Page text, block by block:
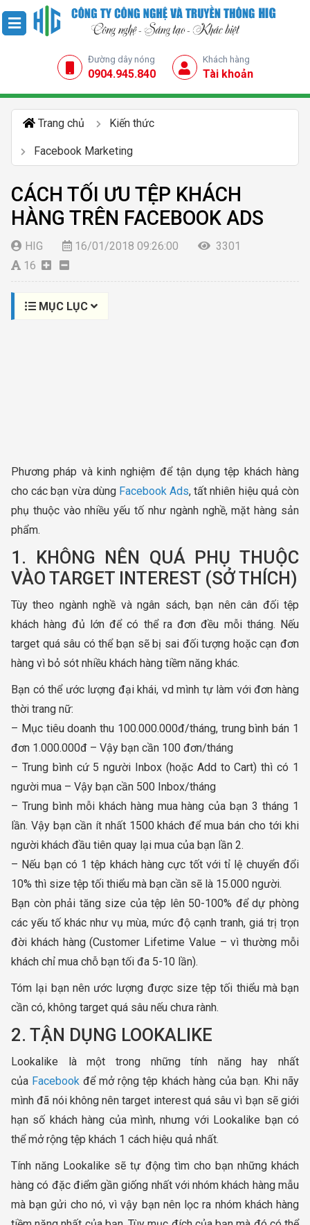
Đường dây nóng
0904.945.840
Khách hàng
Tài khoản
Trang chủ Kiến thức
Facebook Marketing
CÁCH TỐI ƯU TỆP KHÁCH
HÀNG TRÊN FACEBOOK ADS
HIG 16/01/2018 09:26:00
3301
16
MỤC LỤC
Phương pháp và kinh nghiệm để tận dụng tệp khách hàng
cho các bạn vừa dùng Facebook Ads, tất nhiên hiệu quả còn
phụ thuộc vào nhiều yếu tố như ngành nghề, mặt hàng sản
phẩm.
1. KHÔNG NÊN QUÁ PHỤ THUỘC
VÀO TARGET INTEREST (SỞ THÍCH)
Tùy theo ngành nghề và ngân sách, bạn nên cân đối tệp
khách hàng đủ lớn để có thể ra đơn đều mỗi tháng. Nếu
target quá sâu có thể bạn sẽ bị sai đối tượng hoặc cạn đơn
hàng vì bỏ sót nhiều khách hàng tiềm năng khác.
Bạn có thể ước lượng đại khái, vd mình tự làm với đơn hàng
thời trang nữ:
– Mục tiêu doanh thu 100.000.000đ/tháng, trung bình bán 1
đơn 1.000.000đ – Vậy bạn cần 100 đơn/tháng
– Trung bình cứ 5 người Inbox (hoặc Add to Cart) thì có 1
người mua – Vậy bạn cần 500 Inbox/tháng
– Trung bình mỗi khách hàng mua hàng của bạn 3 tháng 1
lần. Vậy bạn cần ít nhất 1500 khách để mua bán cho tới khi
người khách đầu tiên quay lại mua của bạn lần 2.
– Nếu bạn có 1 tệp khách hàng cực tốt với tỉ lệ chuyển đổi
10% thì size tệp tối thiểu mà bạn cần sẽ là 15.000 người.
Bạn còn phải tăng size của tệp lên 50-100% để dự phòng
các yếu tố khác như vụ mùa, mức độ cạnh tranh, giá trị trọn
đời khách hàng (Customer Lifetime Value – vì thường mỗi
khách chỉ mua chỗ bạn tối đa 5-10 lần).
Tóm lại bạn nên ước lượng được size tệp tối thiểu mà bạn
cần có, không target quá sâu nếu chưa rành.
2. TẬN DỤNG LOOKALIKE
Lookalike là một trong những tính năng hay nhất
của Facebook để mở rộng tệp khách hàng của bạn. Khi nãy
mình đã nói không nên target interest quá sâu vì bạn sẽ giới
hạn số khách hàng của mình, nhưng với Lookalike bạn có
thể mở rộng tệp khách 1 cách hiệu quả nhất.
Tính năng Lookalike sẽ tự động tìm cho bạn những khách
hàng có đặc điểm gần giống nhất với nhóm khách hàng mẫu
mà bạn gửi cho nó, vì vậy bạn nên lọc ra nhóm khách hàng